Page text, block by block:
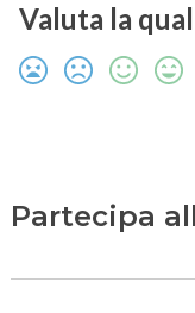
Valuta la
Partecipa